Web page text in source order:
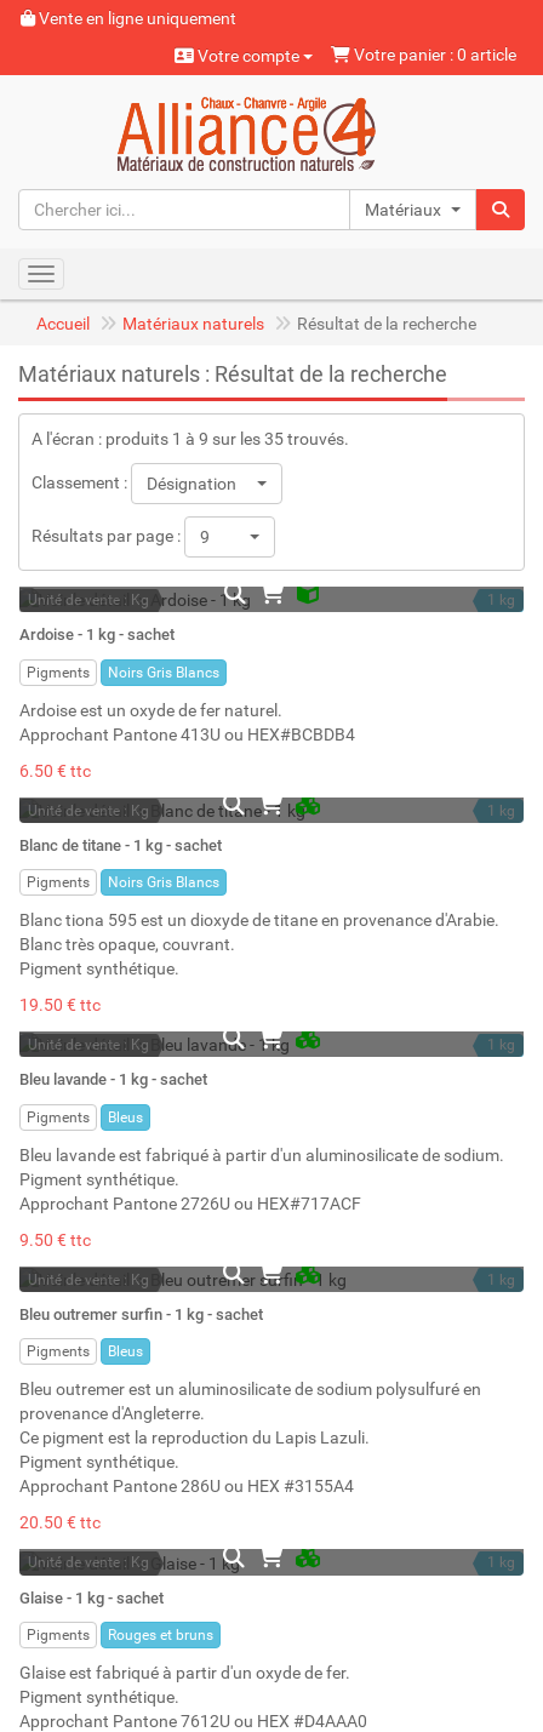
Vente en ligne uniquement
Votre compte
Votre panier : 0 article
Matériaux naturels
Toggle navigation
Accueil Matériaux naturels Résultat de la recherche
Matériaux naturels : Résultat de la recherche
A l'écran : produits 1 à 9 sur les 35 trouvés.
Classement : Désignation
Résultats par page : 9
Unité de vente : Kg
En stock
Stock : 1
1 kg
Ardoise - 1 kg - sachet
Pigments Noirs Gris Blancs
Ardoise est un oxyde de fer naturel.
Approchant Pantone 413U ou HEX#BCBDB4
6.50 € ttc
Unité de vente : Kg
En stock permanent
Stock : 41
1 kg
Blanc de titane - 1 kg - sachet
Pigments Noirs Gris Blancs
Blanc tiona 595 est un dioxyde de titane en provenance d'Arabie.
Blanc très opaque, couvrant.
Pigment synthétique.
19.50 € ttc
Unité de vente : Kg
En stock permanent
Stock : 11
1 kg
Bleu lavande - 1 kg - sachet
Pigments Bleus
Bleu lavande est fabriqué à partir d'un aluminosilicate de sodium.
Pigment synthétique.
Approchant Pantone 2726U ou HEX#717ACF
9.50 € ttc
Unité de vente : Kg
En stock permanent
Stock : 52
1 kg
Bleu outremer surfin - 1 kg - sachet
Pigments Bleus
Bleu outremer est un aluminosilicate de sodium polysulfuré en
provenance d'Angleterre.
Ce pigment est la reproduction du Lapis Lazuli.
Pigment synthétique.
Approchant Pantone 286U ou HEX #3155A4
20.50 € ttc
Unité de vente : Kg
En stock permanent
Stock : 6
1 kg
Glaise - 1 kg - sachet
Pigments Rouges et bruns
Glaise est fabriqué à partir d'un oxyde de fer.
Pigment synthétique.
Approchant Pantone 7612U ou HEX #D4AAA0